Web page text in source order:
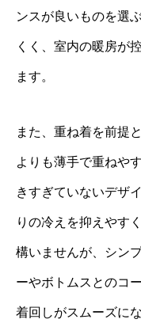
ンスが良いものを選
くく、室内の暖房が
ます。
また、重ね着を前提
よりも薄手で重ねや
きすぎていないデザ
りの冷えを抑えやす
構いませんが、シン
ーやボトムスとのコ
着回しがスムーズにな